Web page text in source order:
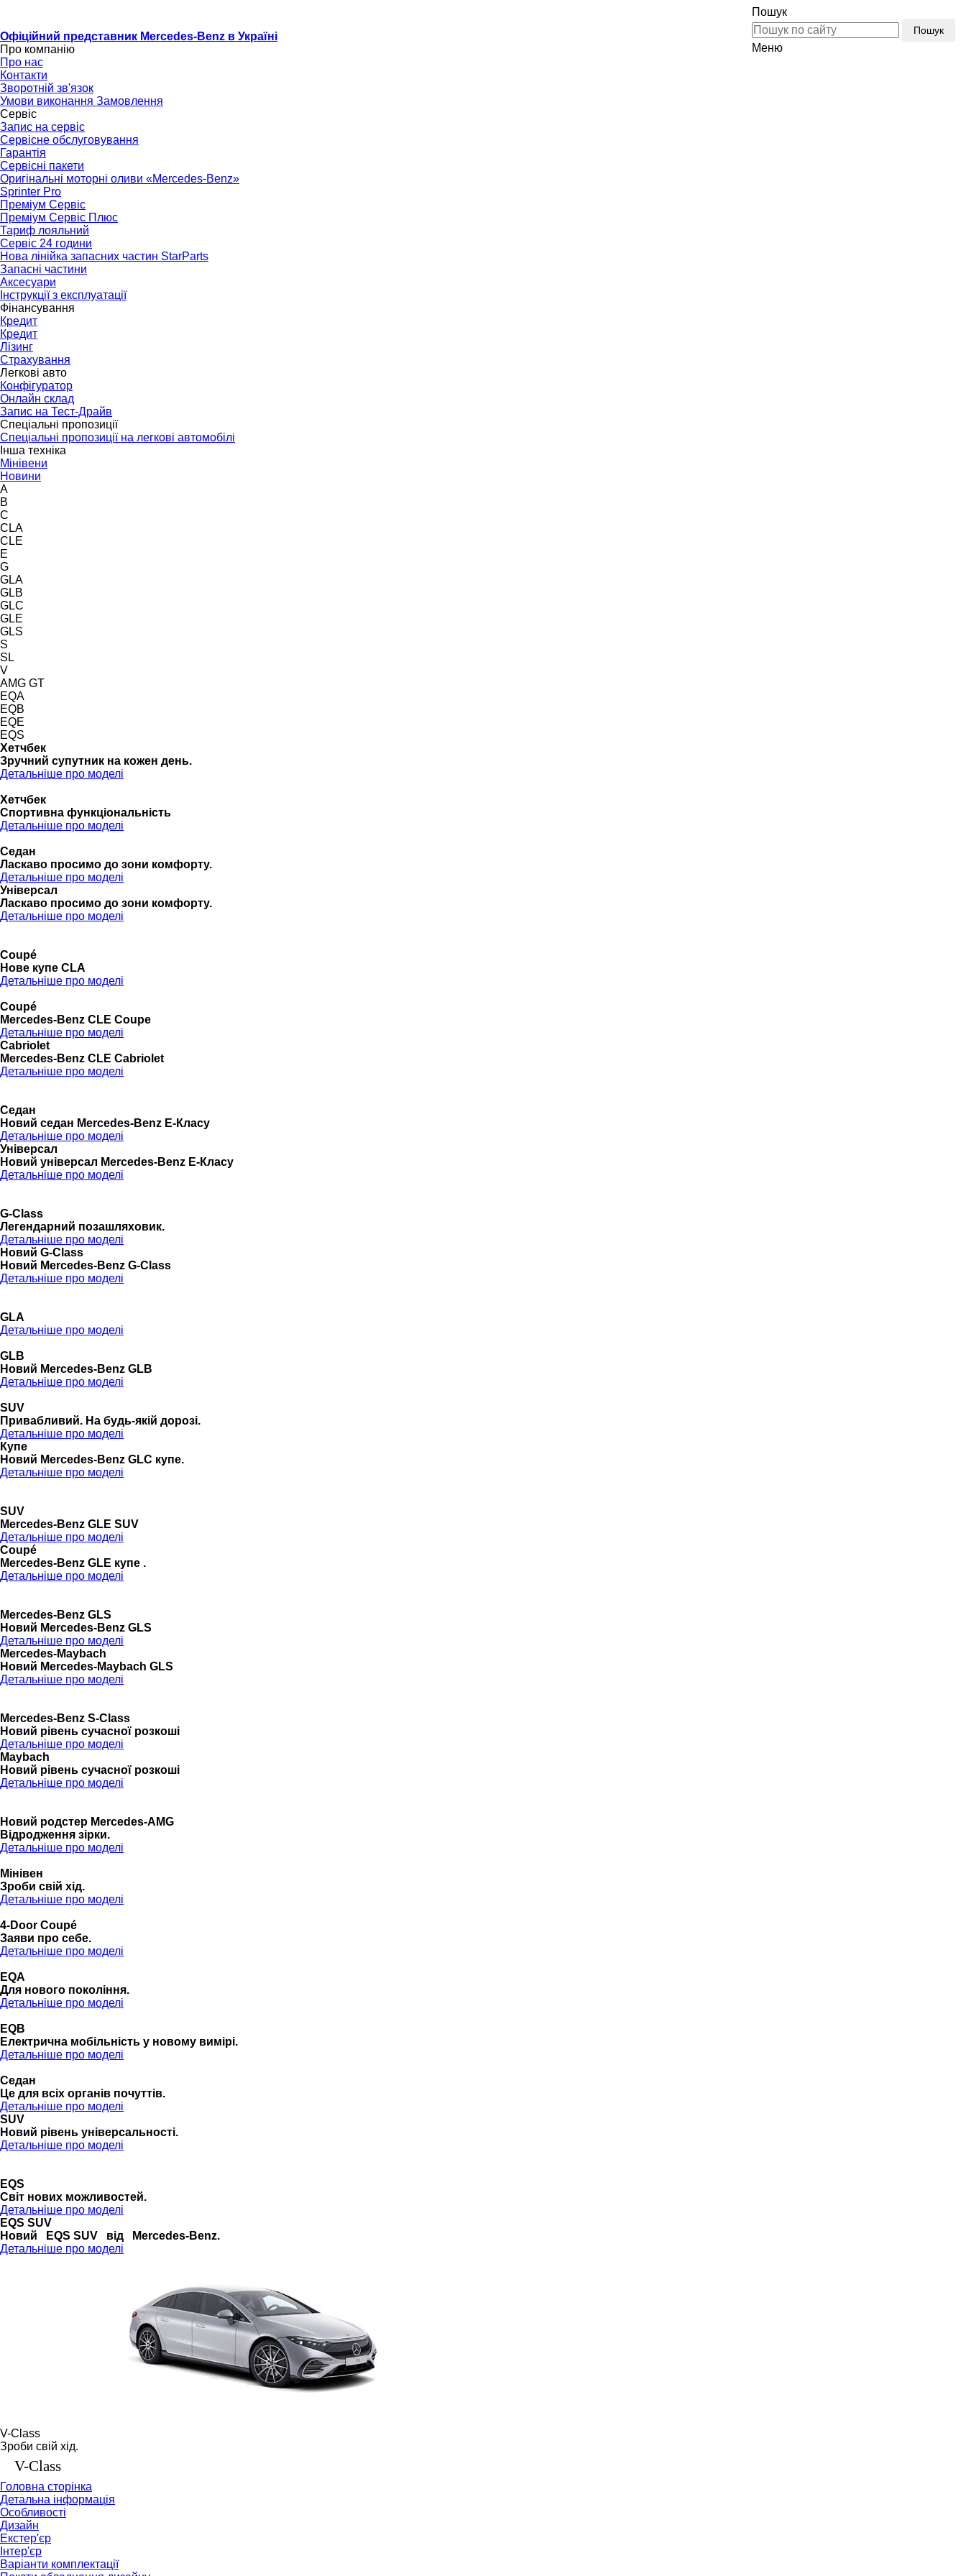
Офіційний представник Mercedes-Benz в Україні
Пошук
Пошук
Меню
Про компанію
Про нас
Контакти
Зворотній зв'язок
Умови виконання Замовлення
Сервіс
Запис на сервіс
Сервісне обслуговування
Гарантія
Сервісні пакети
Оригінальні моторні оливи «Mercedes-Benz»
Sprinter Pro
Преміум Сервіс
Преміум Сервіс Плюс
Тариф лояльний
Сервіс 24 години
Нова лінійка запасних частин StarParts
Запасні частини
Аксесуари
Інструкції з експлуатації
Фінансування
Кредит
Кредит
Лізинг
Страхування
Легкові авто
Конфігуратор
Онлайн склад
Запис на Тест-Драйв
Спеціальні пропозиції
Спеціальні пропозиції на легкові автомобілі
Інша техніка
Мінівени
Новини
A
B
C
CLA
CLE
E
G
GLA
GLB
GLC
GLE
GLS
S
SL
V
AMG GT
EQA
EQB
EQE
EQS
Хетчбек
Зручний супутник на кожен день.
Детальніше про моделі
Хетчбек
Спортивна функціональність
Детальніше про моделі
Седан
Ласкаво просимо до зони комфорту.
Детальніше про моделі
Універсал
Ласкаво просимо до зони комфорту.
Детальніше про моделі
Coupé
Нове купе CLA
Детальніше про моделі
Coupé
Mercedes-Benz CLE Coupe
Детальніше про моделі
Cabriolet
Mercedes-Benz CLE Cabriolet
Детальніше про моделі
Седан
Новий седан Mercedes-Benz Е-Класу
Детальніше про моделі
Універсал
Новий універсал Mercedes-Benz E-Класу
Детальніше про моделі
G-Class
Легендарний позашляховик.
Детальніше про моделі
Новий G-Class
Новий Mercedes-Benz G-Class
Детальніше про моделі
GLA
Детальніше про моделі
GLB
Новий Mercedes-Benz GLB
Детальніше про моделі
SUV
Привабливий. На будь-якій дорозі.
Детальніше про моделі
Купе
Новий Mercedes-Benz GLС купе.
Детальніше про моделі
SUV
Mercedes-Benz GLE SUV
Детальніше про моделі
Coupé
Mercedes-Benz GLE купе .
Детальніше про моделі
Mercedes-Benz GLS
Новий Mercedes-Benz GLS
Детальніше про моделі
Mercedes-Maybach
Новий Mercedes-Maybach GLS
Детальніше про моделі
Mercedes-Benz S-Class
Новий рівень сучасної розкоші
Детальніше про моделі
Maybach
Новий рівень сучасної розкоші
Детальніше про моделі
Новий родстер Mercedes-AMG
Відродження зірки.
Детальніше про моделі
Мінівен
Зроби свій хід.
Детальніше про моделі
4-Door Coupé
Заяви про себе.
Детальніше про моделі
EQA
Для нового покоління.
Детальніше про моделі
EQB
Електрична мобільність у новому вимірі.
Детальніше про моделі
Седан
Це для всіх органів почуттів.
Детальніше про моделі
SUV
Новий рівень універсальності.
Детальніше про моделі
EQS
Cвіт нових можливостей.
Детальніше про моделі
EQS SUV
Новий EQS SUV від Mercedes-Benz.
Детальніше про моделі
V-Class
Зроби свій хід.
V-Class
Головна сторінка
Детальна інформація
Особливості
Дизайн
Екстер'єр
Інтер'єр
Варіанти комплектації